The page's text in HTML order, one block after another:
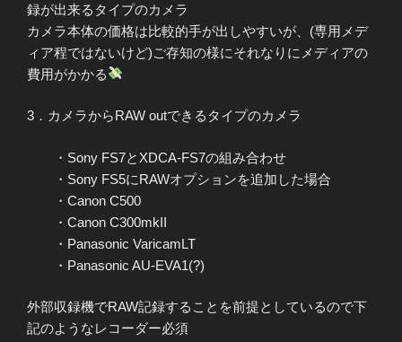
録が出来るタイプのカメラ
カメラ本体の価格は比較的手が出しやすいが、(専用メデ
ィア程ではないけど)ご存知の様にそれなりにメディアの
費用がかかる
3．カメラからRAW outできるタイプのカメラ
・Sony FS7とXDCA-FS7の組み合わせ
・Sony FS5にRAWオプションを追加した場合
・Canon C500
・Canon C300mkII
・Panasonic VaricamLT
・Panasonic AU-EVA1(?)
外部収録機でRAW記録することを前提としているので下
記のようなレコーダー必須